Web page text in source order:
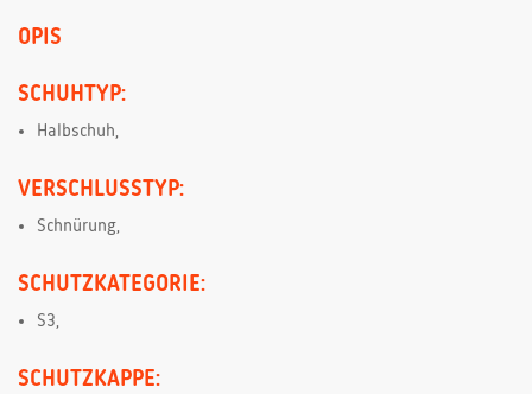
OPIS
SCHUHTYP:
Halbschuh,
VERSCHLUSSTYP:
Schnürung,
SCHUTZKATEGORIE:
S3,
SCHUTZKAPPE: